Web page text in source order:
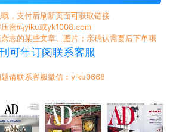
，支付后刷新页面可获取链接
密码yiku或yk1008.com
志的某些文章、图片；亲确认需要后下单哦
可年订阅联系客服
请联系客服微信：yiku0668